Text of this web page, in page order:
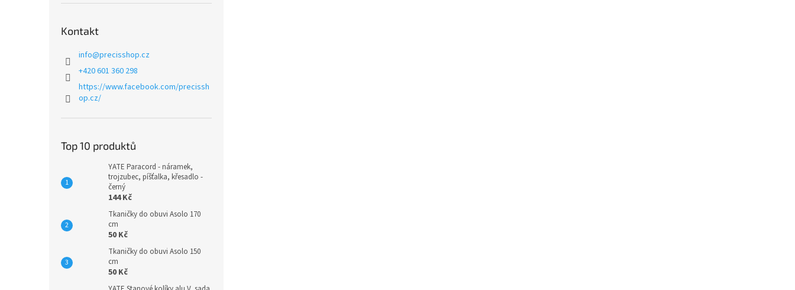
Kontakt
info@precisshop.cz
+420 601 360 298
https://www.facebook.com/precissh
op.cz/
Top 10 produktů
YATE Paracord - náramek,
trojzubec, píšťalka, křesadlo -
černý
144 Kč
Tkaničky do obuvi Asolo 170
cm
50 Kč
Tkaničky do obuvi Asolo 150
cm
50 Kč